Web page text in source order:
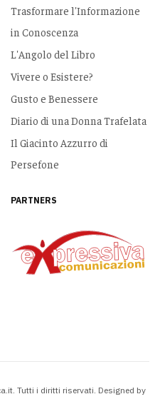
Trasformare l'Informazione
in Conoscenza
L'Angolo del Libro
Vivere o Esistere?
Gusto e Benessere
Diario di una Donna Trafelata
Il Giacinto Azzurro di
Persefone
PARTNERS
Tutti i diritti riservati. Designed by